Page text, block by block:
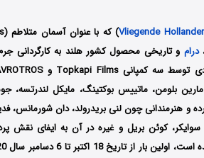
Vliegende
درام
مارین بلومن، ماتییس بوکتینگ، مایکل
و هنرمندانی چون لنی بریدرولد، دان شورمانس،
سوایکر، کوئن بریل و غیره در آن به ایفای نقش